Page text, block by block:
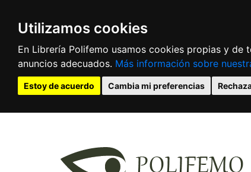
Utilizamos cookies
En Librería Polifemo usamos cookies propias y
anuncios adecuados. Más información sobre
Estoy de acuerdo Cambia mi preferencias